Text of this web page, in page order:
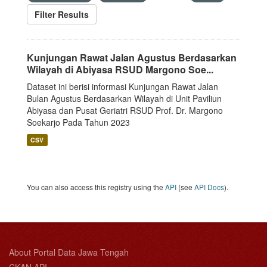
Filter Results
Kunjungan Rawat Jalan Agustus Berdasarkan
Wilayah di Abiyasa RSUD Margono Soe...
Dataset ini berisi informasi Kunjungan Rawat Jalan
Bulan Agustus Berdasarkan Wilayah di Unit Paviliun
Abiyasa dan Pusat Geriatri RSUD Prof. Dr. Margono
Soekarjo Pada Tahun 2023
CSV
You can also access this registry using the API (see API Docs).
About Portal Data Jawa Tengah